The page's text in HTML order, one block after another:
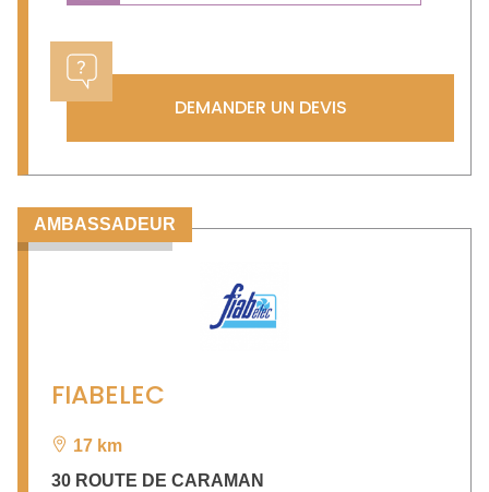
DEMANDER UN DEVIS
AMBASSADEUR
FIABELEC
17 km
30 ROUTE DE CARAMAN